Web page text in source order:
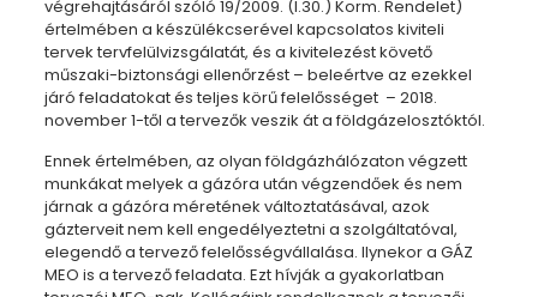
végrehajtásáról szóló 19/2009. (I.30.) Korm. Rendelet)
értelmében a készülékcserével kapcsolatos kiviteli
tervek tervfelülvizsgálatát, és a kivitelezést követő
műszaki-biztonsági ellenőrzést – beleértve az ezekkel
járó feladatokat és teljes körű felelősséget – 2018.
november 1-től a tervezők veszik át a földgázelosztóktól.
Ennek értelmében, az olyan földgázhálózaton végzett
munkákat melyek a gázóra után végzendőek és nem
járnak a gázóra méretének változtatásával, azok
gázterveit nem kell engedélyeztetni a szolgáltatóval,
elegendő a tervező felelősségvállalása. Ilynekor a GÁZ
MEO is a tervező feladata. Ezt hívják a gyakorlatban